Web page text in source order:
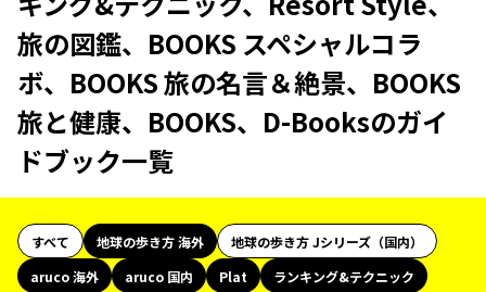
旅の図鑑、BOOKS スペシャルコラ
ボ、BOOKS 旅の名言＆絶景、BOOKS
旅と健康、BOOKS、D-Booksのガイ
ドブック一覧
すべて 地球の歩き方 海外
地球の歩き方 Jシリーズ（国内）
aruco 海外
aruco 国内 Plat
ランキング&テクニック